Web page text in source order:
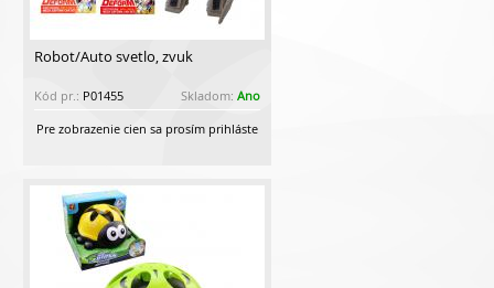
Robot/Auto svetlo, zvuk
Kód pr.: P01455 Skladom: Ano
Pre zobrazenie cien sa prosím prihláste